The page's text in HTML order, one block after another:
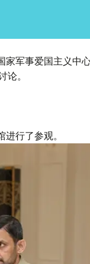
家军事爱国主义中
。
行了参观。